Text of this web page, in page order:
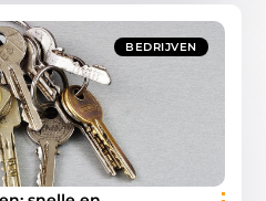
BEDRIJVEN